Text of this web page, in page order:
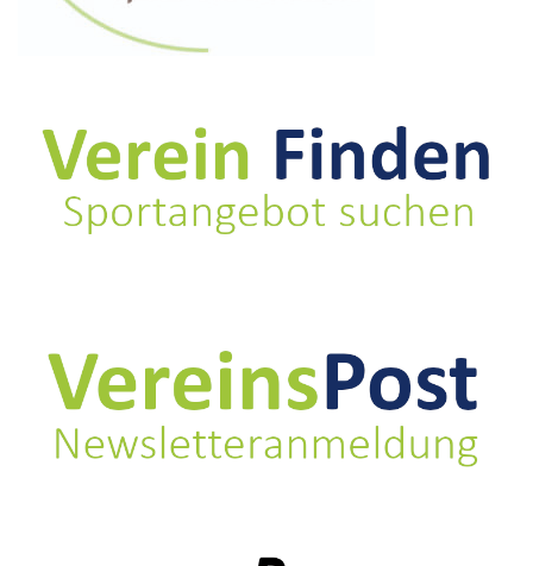
der nachfolgenden Adresse.
timing.de/web/public/result_new.php?eventid=550
RSV Team Auto-Riedel Schwarzenberg e.V.